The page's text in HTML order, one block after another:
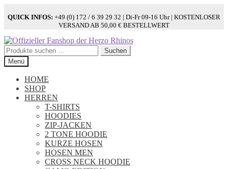
QUICK INFOS: +49 (0) 172 / 6 39 29 32 | Di-Fr 09-16 Uhr | KOSTENLOSER
VERSAND AB 50,00 € BESTELLWERT
Zur
Navigation
springen
Zum
Inhalt
springen
Suchen
nach:
Suchen
Menü
HOME
SHOP
HERREN
T-SHIRTS
HOODIES
ZIP-JACKEN
2 TONE HOODIE
KURZE HOSEN
HOSEN MEN
CROSS NECK HOODIE